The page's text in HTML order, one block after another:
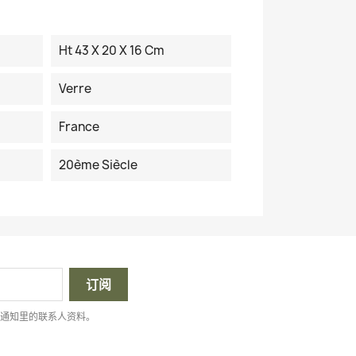
Ht 43 X 20 X 16 Cm
Verre
France
20ème Siècle
知里的联系人资料。